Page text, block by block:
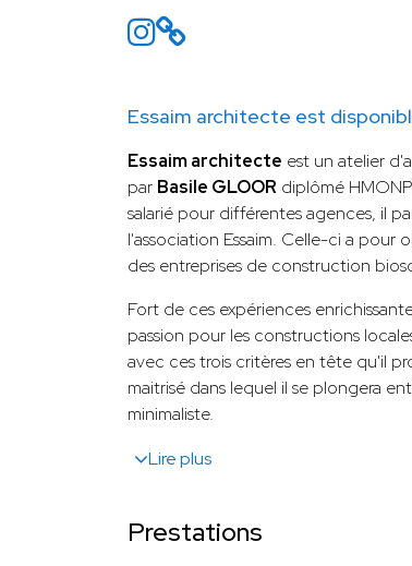
Essaim architecte est
Essaim architecte est un atelier
par Basile GLOOR diplômé
salarié pour différentes agences, il
l'association Essaim. Celle-ci a
des entreprises de construction
Fort de ces expériences
passion pour les constructions
avec ces trois critères en tête qu'il
maitrisé dans lequel il se plongera
minimaliste.
Lire plus
Prestations